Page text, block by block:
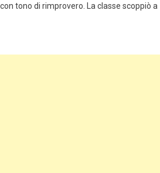
tono di rimprovero. La classe scoppiò a